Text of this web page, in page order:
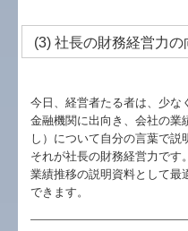
(3) 社長の財務経営力の
今日、経営者たる者は、少な
金融機関に出向き、会社の業
し）について自分の言葉で説
それが社長の財務経営力です
業績推移の説明資料として最
できます。